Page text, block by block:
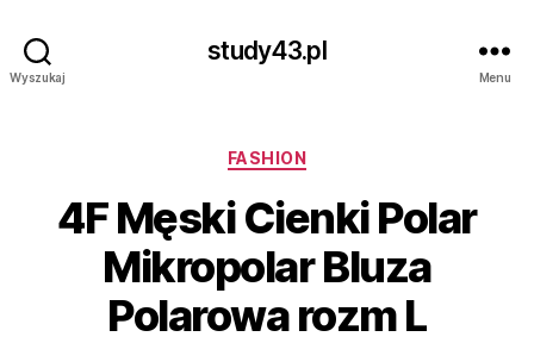
Wyszukaj
study43.pl
Menu
Kategorie
FASHION
4F Męski Cienki Polar
Mikropolar Bluza
Polarowa rozm L